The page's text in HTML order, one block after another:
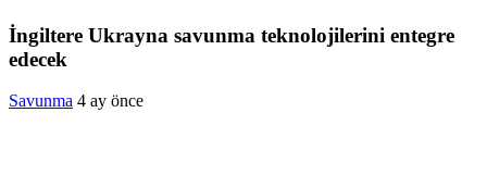
İngiltere Ukrayna savunma teknolojilerini entegre
edecek
Savunma 4 ay önce